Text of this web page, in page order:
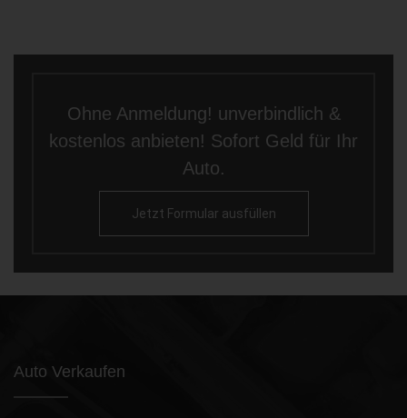
Ohne Anmeldung! unverbindlich &
kostenlos anbieten! Sofort Geld für Ihr
Auto.
Jetzt Formular ausfüllen
Auto Verkaufen